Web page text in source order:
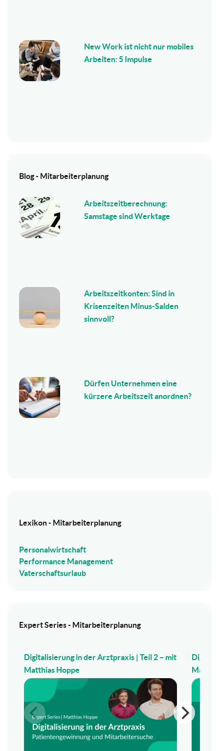
New Work ist nicht nur mobiles
Arbeiten: 5 Impulse
Blog - Mitarbeiterplanung
Arbeitszeitberechnung:
Samstage sind Werktage
Arbeitszeitkonten: Sind in
Krisenzeiten Minus-Salden
sinnvoll?
Dürfen Unternehmen eine
kürzere Arbeitszeit anordnen?
Lexikon - Mitarbeiterplanung
Personalwirtschaft
Performance Management
Vaterschaftsurlaub
Expert Series - Mitarbeiterplanung
Digitalisierung in der Arztpraxis | Teil 2 – mit
Matthias Hoppe